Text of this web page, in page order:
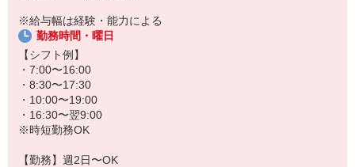
★無資格・未経験OK！未経験から医療業界デビューできちゃいます
★病院、クリニック内は冷暖房完備！いつでも快適にお仕事できま
すよ！
あなたのスキルに合わせて少しずつお仕事をお願いしていきます。
20代・30代・40代・50代・60代、
中！
※給与幅は経験・能力による
勤務時間・曜日
【シフト例】
・7:00〜16:00
・8:30〜17:30
・10:00〜19:00
・16:30〜翌9:00
※時短勤務OK
【勤務】週2日〜OK